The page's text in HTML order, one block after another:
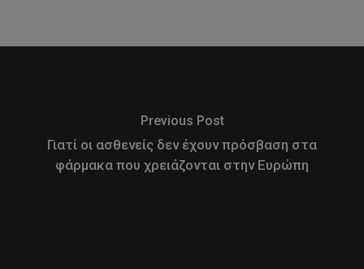
Previous Post
Γιατί οι ασθενείς δεν έχουν πρόσβαση στα
φάρμακα που χρειάζονται στην Ευρώπη